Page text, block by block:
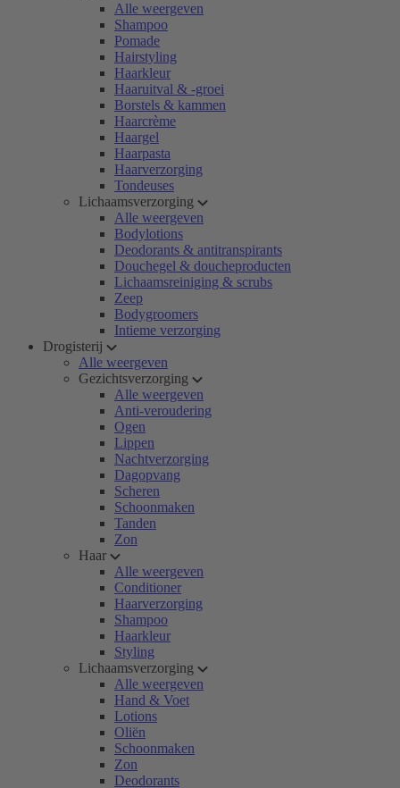
Alle weergeven
Shampoo
Pomade
Hairstyling
Haarkleur
Haaruitval & -groei
Borstels & kammen
Haarcrème
Haargel
Haarpasta
Haarverzorging
Tondeuses
Lichaamsverzorging
Alle weergeven
Bodylotions
Deodorants & antitranspirants
Douchegel & doucheproducten
Lichaamsreiniging & scrubs
Zeep
Bodygroomers
Intieme verzorging
Drogisterij
Alle weergeven
Gezichtsverzorging
Alle weergeven
Anti-veroudering
Ogen
Lippen
Nachtverzorging
Dagopvang
Scheren
Schoonmaken
Tanden
Zon
Haar
Alle weergeven
Conditioner
Haarverzorging
Shampoo
Haarkleur
Styling
Lichaamsverzorging
Alle weergeven
Hand & Voet
Lotions
Oliën
Schoonmaken
Zon
Deodorants